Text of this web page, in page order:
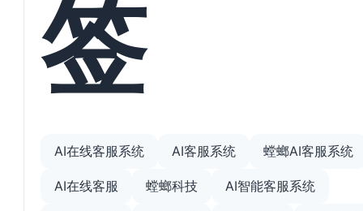
签
AI在线客服系统 AI客服系统 螳螂AI客服系统
AI在线客服 螳螂科技 AI智能客服系统